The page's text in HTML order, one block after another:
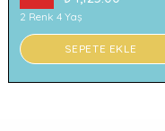
2 Renk 4 Yaş
SEPETE EKLE